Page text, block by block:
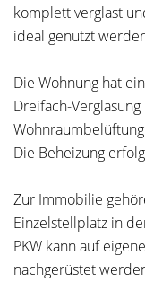
komplett verglast
ideal genutzt
Die Wohnung hat
Dreifach-
Die Beheizung
Zur Immobilie
Einzelstellplatz in
PKW kann auf
nachgerüstet